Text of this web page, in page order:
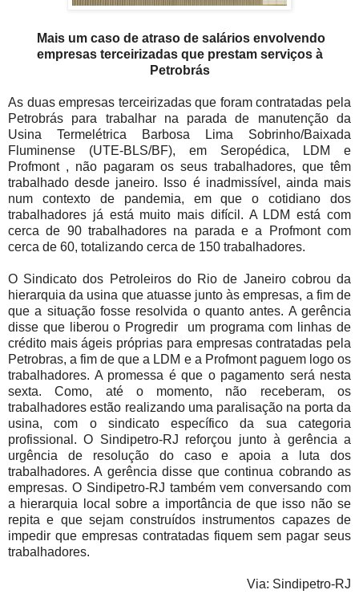
Mais um caso de atraso de salários envolvendo
empresas terceirizadas que prestam serviços à
Petrobrás
As duas empresas terceirizadas que foram contratadas pela
Petrobrás para trabalhar na parada de manutenção da
Usina Termelétrica Barbosa Lima Sobrinho/Baixada
Fluminense (UTE-BLS/BF), em Seropédica, LDM e
Profmont , não pagaram os seus trabalhadores, que têm
trabalhado desde janeiro. Isso é inadmissível, ainda mais
num contexto de pandemia, em que o cotidiano dos
trabalhadores já está muito mais difícil. A LDM está com
cerca de 90 trabalhadores na parada e a Profmont com
cerca de 60, totalizando cerca de 150 trabalhadores.
O Sindicato dos Petroleiros do Rio de Janeiro cobrou da
hierarquia da usina que atuasse junto às empresas, a fim de
que a situação fosse resolvida o quanto antes. A gerência
disse que liberou o Progredir um programa com linhas de
crédito mais ágeis próprias para empresas contratadas pela
Petrobras, a fim de que a LDM e a Profmont paguem logo os
trabalhadores. A promessa é que o pagamento será nesta
sexta. Como, até o momento, não receberam, os
trabalhadores estão realizando uma paralisação na porta da
usina, com o sindicato específico da sua categoria
profissional. O Sindipetro-RJ reforçou junto à gerência a
urgência de resolução do caso e apoia a luta dos
trabalhadores. A gerência disse que continua cobrando as
empresas. O Sindipetro-RJ também vem conversando com
a hierarquia local sobre a importância de que isso não se
repita e que sejam construídos instrumentos capazes de
impedir que empresas contratadas fiquem sem pagar seus
trabalhadores.
Via: Sindipetro-RJ